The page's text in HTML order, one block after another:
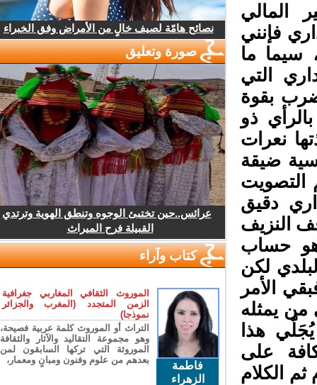
المالي
فإنني
سيما ما
التي
بقوة
ذو
نعرات
ضيقة
دقيق
النزيف
حساب
لكن
الأمر
يمثله
هذا
على
الكلام
نصائح هامّة لصيف خالٍ من الأمراض وفق الخبراء
صورة وتعليق
عرائس..حين تختبئ الوجوه وتنطق الهوية وترتدي
القبيلة فرح الميراث
كتاب وآراء
فاطمة
الزهراء
الموروث الثقافي المغاربي جغرافية
الزمن المتجدد (المغرب والجزائر
نموذجا)
التراث أو الموروث كلمة عربية فصيحة،
وهو مجموعة التقاليد والآثار والثقافة
الموروثة التي تركها السابقون لمن
بعدهم من علوم وفنون ومبانٍ ومعمار،